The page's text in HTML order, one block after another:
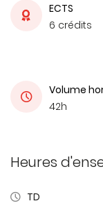
ECTS
6 crédits
Volume
42h
Heures
TD